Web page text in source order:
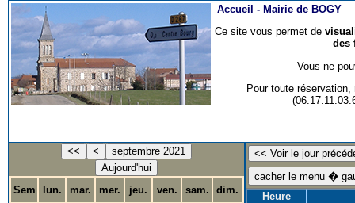
Accueil - Mairie de BOGY
Ce site vous permet de
des
Vous ne
Pour toute
<< <
septembre 2021
Aujourd'hui
Sem
lun. mar. mer. jeu. ven. sam.
dim.
Heure